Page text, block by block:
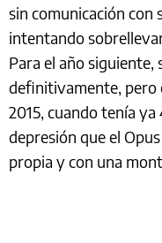
sin comunicación con
intentando
Para el año
definitivamente, pero
2015, cuando tenía ya
depresión que el
propia y con una